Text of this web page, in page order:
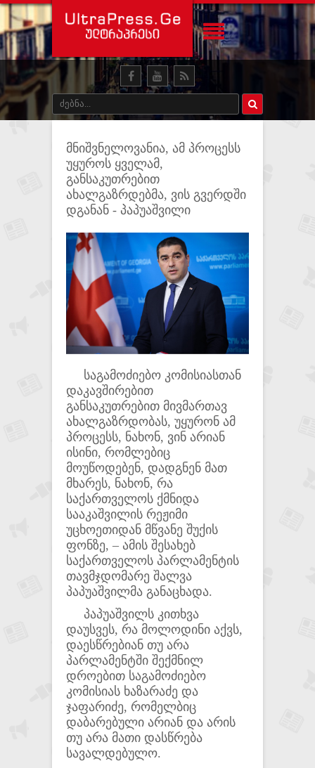
მნიშვნელოვანია, ამ პროცესს
უყუროს ყველამ,
განსაკუთრებით
ახალგაზრდებმა, ვის გვერდში
დგანან - პაპუაშვილი
საგამოძიებო კომისიასთან
დაკავშირებით
განსაკუთრებით მივმართავ
ახალგაზრდობას, უყურონ ამ
პროცესს, ნახონ, ვინ არიან
ისინი, რომლებიც
მოუწოდებენ, დადგნენ მათ
მხარეს, ნახონ, რა
საქართველოს ქმნიდა
სააკაშვილის რეჟიმი
უცხოეთიდან მწვანე შუქის
ფონზე, – ამის შესახებ
საქართველოს პარლამენტის
თავმჯდომარე შალვა
პაპუაშვილმა განაცხადა.
პაპუაშვილს კითხვა
დაუსვეს, რა მოლოდინი აქვს,
დაესწრებიან თუ არა
პარლამენტში შექმნილ
დროებით საგამოძიებო
კომისიას ხაზარაძე და
ჯაფარიძე, რომელბიც
დაბარებული არიან და არის
თუ არა მათი დასწრება
სავალდებულო.